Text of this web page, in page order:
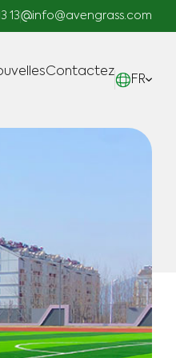
13 info@avengrass.com
Main
Contactez
FR